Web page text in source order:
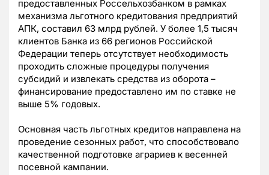
предоставленных Россельхозбанком в рамках
механизма льготного кредитования предприятий
АПК, составил 63 млрд рублей. У более 1,5 тысяч
клиентов Банка из 66 регионов Российской
Федерации теперь отсутствует необходимость
проходить сложные процедуры получения
субсидий и извлекать средства из оборота –
финансирование предоставлено им по ставке не
выше 5% годовых.
Основная часть льготных кредитов направлена на
проведение сезонных работ, что способствовало
качественной подготовке аграриев к весенней
посевной кампании.